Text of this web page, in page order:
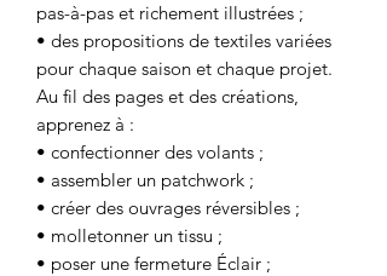
pas-à-pas et richement illustrées ;
• des propositions de textiles variées
pour chaque saison et chaque projet.
Au fil des pages et des créations,
apprenez à :
• confectionner des volants ;
• assembler un patchwork ;
• créer des ouvrages réversibles ;
• molletonner un tissu ;
• poser une fermeture Éclair ;